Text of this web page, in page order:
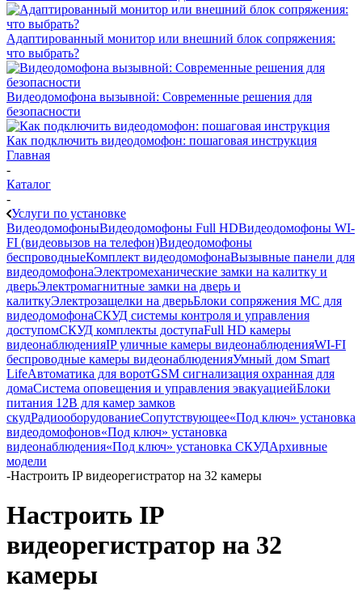
Адаптированный монитор или внешний блок сопряжения:
что выбрать?
Видеодомофона вызывной: Современные решения для
безопасности
Как подключить видеодомофон: пошаговая инструкция
Главная
-
Каталог
-
Услуги по установке
ВидеодомофоныВидеодомофоны Full HDВидеодомофоны WI-
FI (видеовызов на телефон)Видеодомофоны
беспроводныеКомплект видеодомофонаВызывные панели для
видеодомофонаЭлектромеханические замки на калитку и
дверьЭлектромагнитные замки на дверь и
калиткуЭлектрозащелки на дверьБлоки сопряжения МС для
видеодомофонаСКУД системы контроля и управления
доступомСКУД комплекты доступаFull HD камеры
видеонаблюденияIP уличные камеры видеонаблюденияWI-FI
беспроводные камеры видеонаблюденияУмный дом Smart
LifeАвтоматика для воротGSM сигнализация охранная для
домаCистема оповещения и управления эвакуациейБлоки
питания 12В для камер замков
скудРадиооборудованиеСопутствующее«Под ключ» установка
видеодомофонов«Под ключ» установка
видеонаблюдения«Под ключ» установка СКУДАрхивные
модели
-Настроить IP видеорегистратор на 32 камеры
Настроить IP
видеорегистратор на 32
камеры